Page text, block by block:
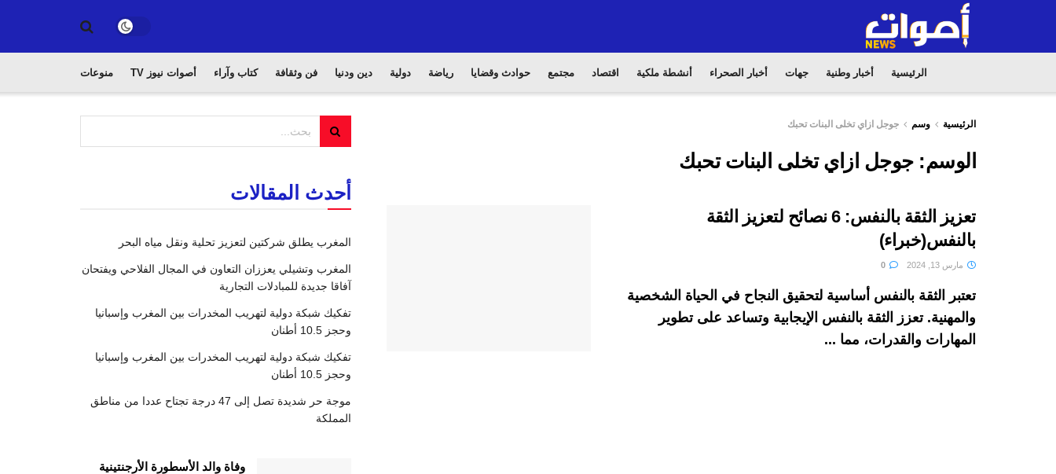
الرئيسية أخبار وطنية جهات أخبار الصحراء أنشطة ملكية اقتصاد مجتمع حوادث وقضايا رياضة دولية دين ودنيا فن وثقافة كتاب وآراء أصوات نيوز TV منوعات
الرئيسية وسم جوجل ازاي تخلى البنات تحبك
الوسم:جوجل ازاي تخلى البنات تحبك
تعزيز الثقة بالنفس: 6 نصائح لتعزيز الثقة
بالنفس(خبراء)
مارس 13, 2024
تعتبر الثقة بالنفس أساسية لتحقيق النجاح في الحياة الشخصية
والمهنية. تعزز الثقة بالنفس الإيجابية وتساعد على تطوير
المهارات والقدرات، مما ...
أحدث المقالات
المغرب يطلق شركتين لتعزيز تحلية ونقل مياه البحر
المغرب وتشيلي يعززان التعاون في المجال الفلاحي ويفتحان
آفاقا جديدة للمبادلات التجارية
تفكيك شبكة دولية لتهريب المخدرات بين المغرب وإسبانيا
وحجز 10.5 أطنان
تفكيك شبكة دولية لتهريب المخدرات بين المغرب وإسبانيا
وحجز 10.5 أطنان
موجة حر شديدة تصل إلى 47 درجة تجتاح عددا من مناطق
المملكة
وفاة والد الأسطورة الأرجنتينية